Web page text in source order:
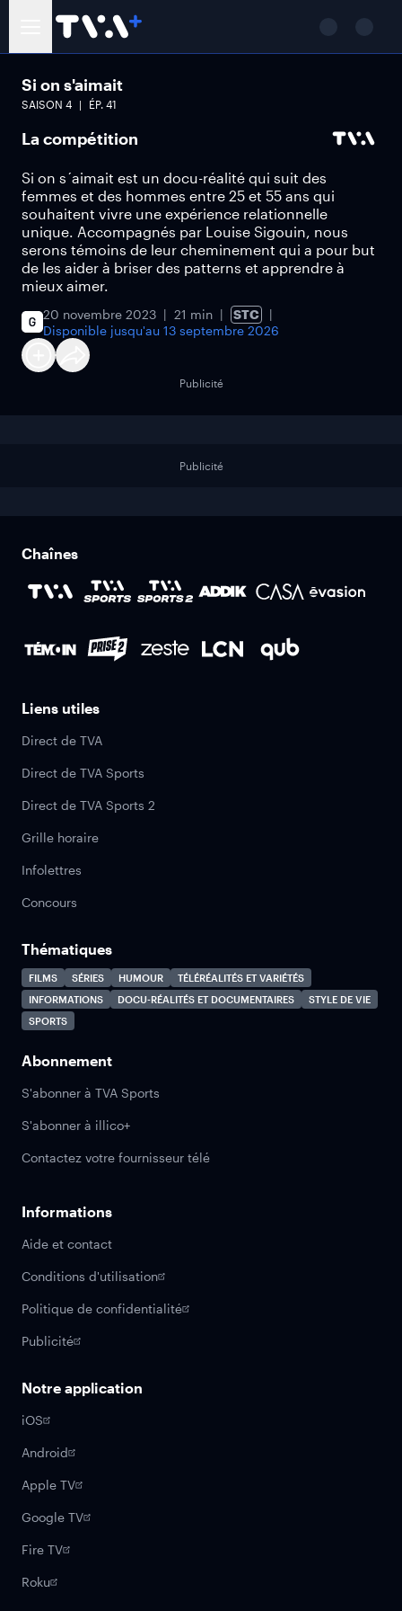
Si on s'aimait
SAISON 4 ÉP. 41
La compétition
Si on s´aimait est un docu-réalité qui suit des
femmes et des hommes entre 25 et 55 ans qui
souhaitent vivre une expérience relationnelle
unique. Accompagnés par Louise Sigouin, nous
serons témoins de leur cheminement qui a pour but
de les aider à briser des patterns et apprendre à
mieux aimer.
20 novembre 2023 21 min
STC
Disponible jusqu'au 13 septembre 2026
Publicité
Publicité
Chaînes
Liens utiles
Direct de TVA
Direct de TVA Sports
Direct de TVA Sports 2
Grille horaire
Infolettres
Concours
Thématiques
FILMS SÉRIES HUMOUR
TÉLÉRÉALITÉS ET VARIÉTÉS
INFORMATIONS
DOCU-RÉALITÉS ET DOCUMENTAIRES
STYLE DE VIE
SPORTS
Abonnement
S'abonner à TVA Sports
S'abonner à illico+
Contactez votre fournisseur télé
Informations
Aide et contact
Conditions d'utilisation
Politique de confidentialité
Publicité
Notre application
iOS
Android
Apple TV
Google TV
Fire TV
Roku